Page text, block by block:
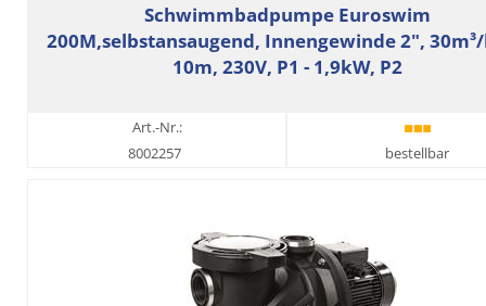
Schwimmbadpumpe Euroswim
200M,selbstansaugend, Innengewinde 2",
10m, 230V, P1 - 1,9kW, P2
Art.-Nr.:
8002257
bestellbar